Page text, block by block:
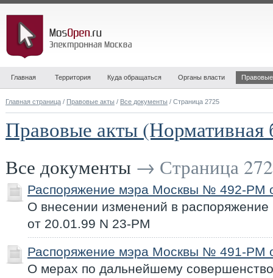
Главная Территория Куда обращаться Органы власти
Главная страница / Правовые акты / Все документы / Страница 2725
Правовые акты (Нормативная
Все документы → Страница
Распоряжение мэра Москвы № 492-РМ
О внесении изменений в
от 20.01.99 N 23-РМ
Распоряжение мэра Москвы № 491-РМ
О мерах по дальнейшему